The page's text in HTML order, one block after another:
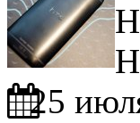
25